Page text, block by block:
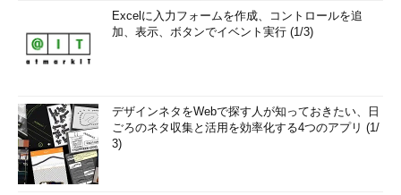
（ブロックデバイスをパス付きで表示する）（ 画面3
の1番目
のコマンドライン）
（ブロックデバイスをパス付きで、リスト形式で表示する）
lsblk -p -l -o SIZE,NAME
Excelに入力フォームを作成、コントロールを追
加、表示、ボタンでイベント実行 (1/3)
デザインネタをWebで探す人が知っておきたい、日
ごろのネタ収集と活用を効率化する4つのアプリ (1/
3)